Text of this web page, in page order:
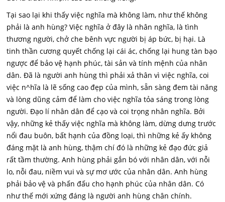
Tại sao lại khi thấy việc nghĩa mà không làm, như thế không
phải là anh hùng? Việc nghĩa ở đây là nhân nghĩa, là tình
thương người, chở che bênh vực người bị áp bức, bị hại. Là
tinh thần cương quyết chống lại cái ác, chống lại hung tàn bạo
ngược để bảo vệ hạnh phúc, tài sản và tính mệnh của nhân
dân. Đã là người anh hùng thì phải xả thân vì việc nghĩa, coi
việc n^hĩa là lẽ sống cao đẹp của mình, sẵn sàng đem tài năng
và lòng dũng cảm để làm cho việc nghĩa tỏa sáng trong lòng
người. Đạo lí nhân dân để cạo và coi trọng nhân nghĩa. Bởi
vậy, những kẻ thấy việc nghĩa mà không làm, dừng dưng trước
nổi đau buôn, bất hạnh của đồng loại, thì những kẻ ấy không
đáng mặt là anh hùng, thậm chí đó là những kẻ đạo đức giả
rất tầm thường. Anh hùng phải gắn bó với nhân dân, với nỗi
lo, nỗi đau, niềm vui và sự mơ ước của nhân dân. Anh hùng
phải bảo vệ và phấn đấu cho hạnh phúc của nhân dân. Có
như thế mới xứng đáng là người anh hùng chân chính.